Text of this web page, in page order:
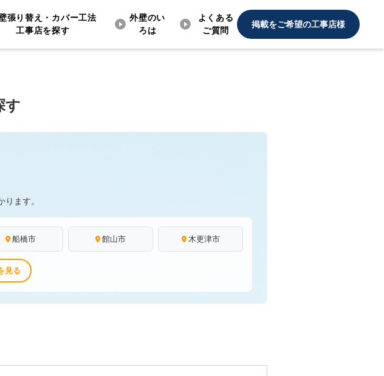
張り替え・カバー工法
工事店を探す
外壁のい
ろは
よくある
ご質問
掲載をご希望の工事店様
す
ます。
船橋市 館山市 木更津市
見る